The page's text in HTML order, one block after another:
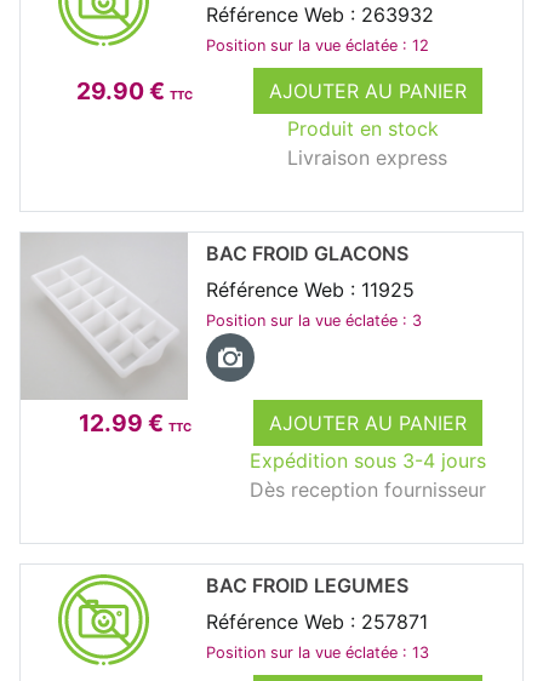
29.90 € TTC
AJOUTER AU PANIER
Produit en stock
Livraison express
Référence Web : 263932
Position sur la vue éclatée : 12
12.99 € TTC
AJOUTER AU PANIER
Expédition sous 3-4 jours
Dès reception fournisseur
BAC FROID GLACONS
Référence Web : 11925
Position sur la vue éclatée : 3
BAC FROID LEGUMES
Référence Web : 257871
Position sur la vue éclatée : 13